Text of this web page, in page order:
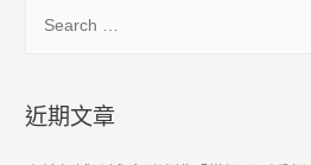
近期文章